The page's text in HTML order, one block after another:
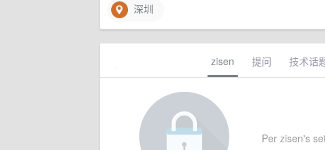
深圳
zisen 提问 技术话
Per zisen's